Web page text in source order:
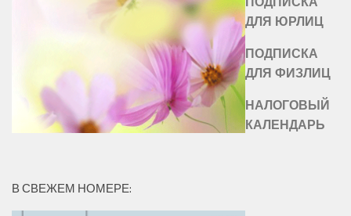
ДЛЯ ЮРЛИЦ
ПОДПИСКА
ДЛЯ ФИЗЛИЦ
НАЛОГОВЫЙ
КАЛЕНДАРЬ
В СВЕЖЕМ НОМЕРЕ: